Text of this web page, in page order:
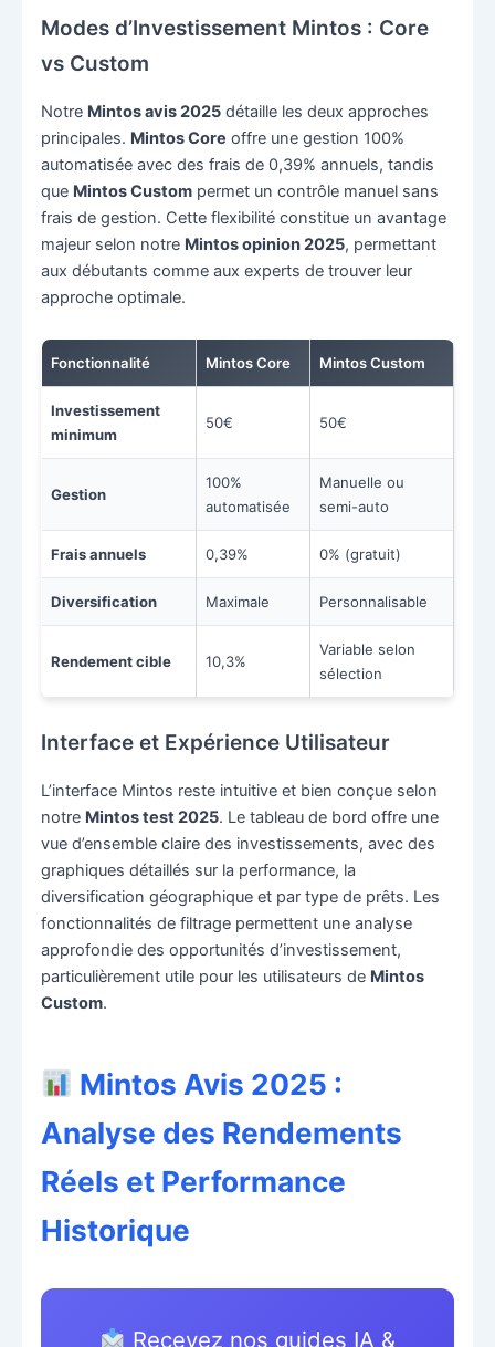
Modes d’Investissement Mintos : Core
vs Custom
Notre Mintos avis 2025détaille les deux approches
principales. Mintos Core offre une gestion 100%
automatisée avec des frais de 0,39% annuels, tandis
que Mintos Custompermet un contrôle manuel sans
frais de gestion. Cette flexibilité constitue un avantage
majeur selon notre Mintos opinion 2025, permettant
aux débutants comme aux experts de trouver leur
approche optimale.
Fonctionnalité Mintos Core Mintos Custom
Investissement
minimum
50€ 50€
Gestion
100%
automatisée
Manuelle ou
semi-auto
Frais annuels 0,39% 0% (gratuit)
Diversification Maximale Personnalisable
Rendement cible 10,3%
Variable selon
sélection
Interface et Expérience Utilisateur
L’interface Mintos reste intuitive et bien conçue selon
notre Mintos test 2025. Le tableau de bord offre une
vue d’ensemble claire des investissements, avec des
graphiques détaillés sur la performance, la
diversification géographique et par type de prêts. Les
fonctionnalités de filtrage permettent une analyse
approfondie des opportunités d’investissement,
particulièrement utile pour les utilisateurs de Mintos
Custom.
Mintos Avis 2025 :
Analyse des Rendements
Réels et Performance
Historique
Recevez nos guides IA &